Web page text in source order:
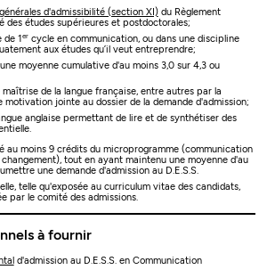
d'admissibilité (section XI)du Règlement
des études supérieures et postdoctorales;
de 1ercycle en communication, ou dans une discipline
aux études qu’il veut entreprendre;
moyenne cumulative d'au moins 3,0 sur 4,3 ou
de la langue française, entre autres par la
jointe au dossier de la demande d'admission;
anglaise permettant de lire et de synthétiser des
au moins 9 crédits du microprogramme (communication
tout en ayant maintenu une moyenne d'au
une demande d'admission au D.E.S.S.
telle qu'exposée au curriculum vitae des candidats,
par le comité des admissions.
à fournir
d'admission au D.E.S.S. en Communication